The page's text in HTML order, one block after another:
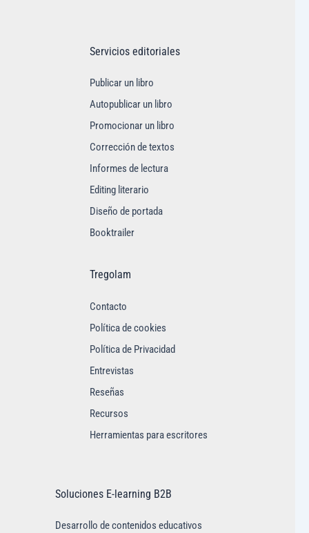
Servicios editoriales
Publicar un libro
Autopublicar un libro
Promocionar un libro
Corrección de textos
Informes de lectura
Editing literario
Diseño de portada
Booktrailer
Tregolam
Contacto
Política de cookies
Política de Privacidad
Entrevistas
Reseñas
Recursos
Herramientas para escritores
Soluciones E-learning B2B
Desarrollo de contenidos educativos